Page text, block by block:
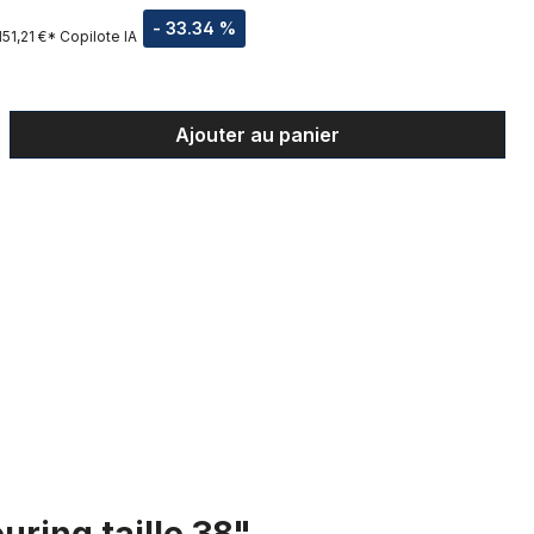
- 33.34 %
€* Copilote IA
: Entrez la quantité souhaitée ou
Ajouter au panier